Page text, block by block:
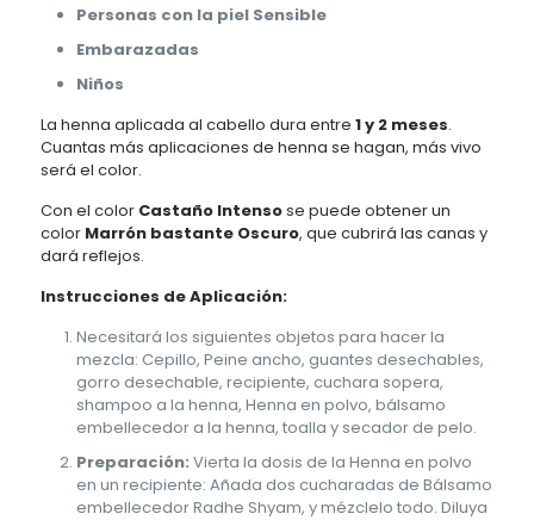
Personas con la piel Sensible
Embarazadas
Niños
La henna aplicada al cabello dura entre 1 y 2 meses.
Cuantas más aplicaciones de henna se hagan, más vivo
será el color.
Con el color Castaño Intensose puede obtener un
color Marrón bastante Oscuro, que cubrirá las canas y
dará reflejos.
Instrucciones de Aplicación:
Necesitará los siguientes objetos para hacer la
mezcla: Cepillo, Peine ancho, guantes desechables,
gorro desechable, recipiente, cuchara sopera,
shampoo a la henna, Henna en polvo, bálsamo
embellecedor a la henna, toalla y secador de pelo.
Preparación: Vierta la dosis de la Henna en polvo
en un recipiente: Añada dos cucharadas de Bálsamo
embellecedor Radhe Shyam, y mézclelo todo. Diluya